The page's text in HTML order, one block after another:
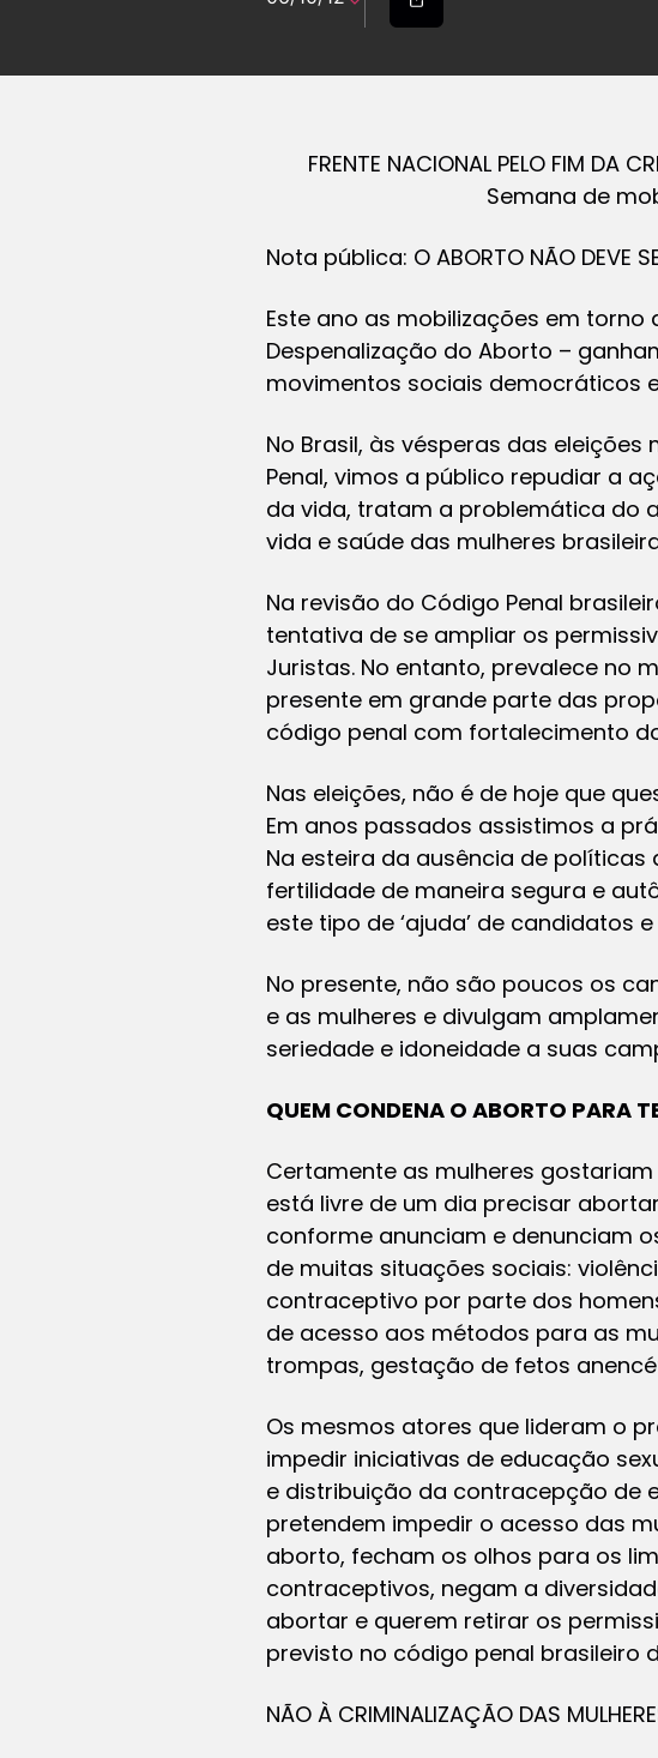
FRENTE NACIONAL PELO FIM DA
Semana de
Nota pública: O ABORTO NÃO DEVE
Este ano as mobilizações em torno
Despenalização do Aborto –
movimentos sociais democráticos
No Brasil, às vésperas das
Penal, vimos a público repudiar a
da vida, tratam a problemática do
vida e saúde das mulheres
Na revisão do Código Penal
tentativa de se ampliar os
Juristas. No entanto, prevalece no
presente em grande parte das
código penal com fortalecimento
Nas eleições, não é de hoje que
Em anos passados assistimos a
Na esteira da ausência de
fertilidade de maneira segura e
este tipo de ‘ajuda’ de candidatos
No presente, não são poucos os
e as mulheres e divulgam
seriedade e idoneidade a suas
QUEM CONDENA O ABORTO PARA
Certamente as mulheres
está livre de um dia precisar
conforme anunciam e denunciam
de muitas situações sociais:
contraceptivo por parte dos
de acesso aos métodos para as
trompas, gestação de fetos
Os mesmos atores que lideram o
impedir iniciativas de educação
e distribuição da contracepção de
pretendem impedir o acesso das
aborto, fecham os olhos para os
contraceptivos, negam a
abortar e querem retirar os
previsto no código penal brasileiro
NÃO À CRIMINALIZAÇÃO DAS